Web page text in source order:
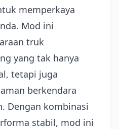
memperkaya
Mod ini
truk
yang tak hanya
tetapi juga
berkendara
Dengan kombinasi
stabil, mod ini